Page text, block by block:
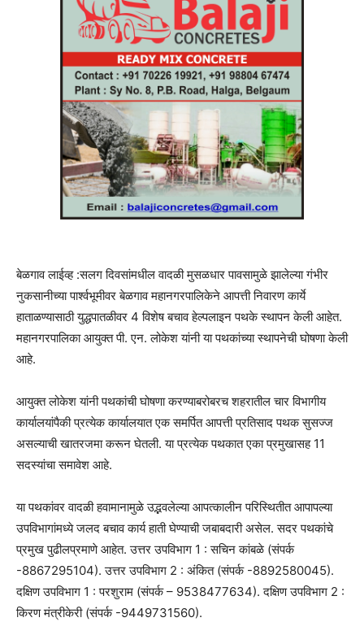
बेळगाव लाईव्ह :सलग दिवसांमधील वादळी मुसळधार पावसामुळे झालेल्या गंभीर
नुकसानीच्या पार्श्वभूमीवर बेळगाव महानगरपालिकेने आपत्ती निवारण कार्ये
हाताळण्यासाठी युद्धपातळीवर 4 विशेष बचाव हेल्पलाइन पथके स्थापन केली आहेत.
महानगरपालिका आयुक्त पी. ​​एन. लोकेश यांनी या पथकांच्या स्थापनेची घोषणा केली
आहे.
आयुक्त लोकेश यांनी पथकांची घोषणा करण्याबरोबरच शहरातील चार विभागीय
कार्यालयांपैकी प्रत्येक कार्यालयात एक समर्पित आपत्ती प्रतिसाद पथक सुसज्ज
असल्याची खातरजमा करून घेतली. या प्रत्येक पथकात एका प्रमुखासह 11
सदस्यांचा समावेश आहे.
या पथकांवर वादळी हवामानामुळे उद्भवलेल्या आपत्कालीन परिस्थितीत आपापल्या
उपविभागांमध्ये जलद बचाव कार्य हाती घेण्याची जबाबदारी असेल. सदर पथकांचे
प्रमुख पुढीलप्रमाणे आहेत. उत्तर उपविभाग 1 : सचिन कांबळे (संपर्क
-8867295104). उत्तर उपविभाग 2 : अंकित (संपर्क -8892580045).
दक्षिण उपविभाग 1 : परशुराम (संपर्क – 9538477634). दक्षिण उपविभाग 2 :
किरण मंत्रीकेरी (संपर्क -9449731560).